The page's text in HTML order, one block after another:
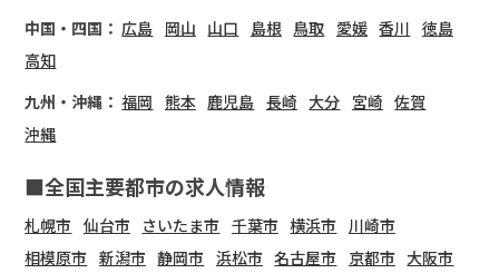
中国・四国： 広島 岡山 山口 島根 鳥取 愛媛 香川 徳島
高知
九州・沖縄： 福岡 熊本 鹿児島 長崎 大分 宮崎 佐賀
沖縄
■全国主要都市の求人情報
札幌市 仙台市 さいたま市 千葉市 横浜市 川崎市
相模原市 新潟市 静岡市 浜松市 名古屋市 京都市 大阪市